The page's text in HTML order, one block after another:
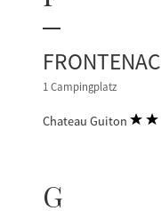
FRONTENAC
1 Campingplatz
Chateau Guiton
G